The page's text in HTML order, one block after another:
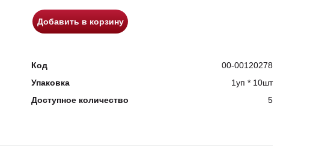
Добавить в корзину
Код
00-00120278
Упаковка
1уп * 10шт
Доступное количество 5